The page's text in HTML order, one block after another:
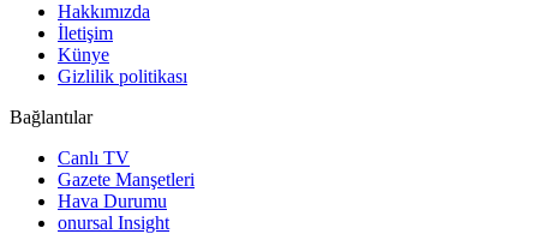
Hakkımızda
İletişim
Künye
Gizlilik politikası
Bağlantılar
Canlı TV
Gazete Manşetleri
Hava Durumu
onursal Insight